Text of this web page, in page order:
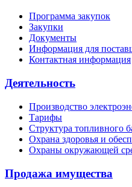
Программа закупок
Закупки
Документы
Информация для
Контактная информация
Деятельность
Производство
Тарифы
Структура топливного
Охрана здоровья и
Охраны окружающей
Продажа имущества